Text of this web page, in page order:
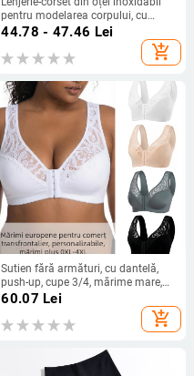
pentru modelarea corpului, cu
catarame 7-18, catarame extinse și
44.78 - 47.46 Lei
add_shopping_cart
Sutien fără armături, cu dantelă,
push-up, cupe 3/4, mărime mare,
confortabil, închidere frontală
60.07 Lei
add_shopping_cart